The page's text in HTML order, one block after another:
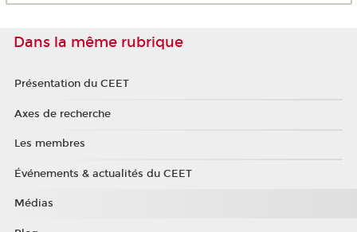
Dans la même rubrique
Présentation du CEET
Axes de recherche
Les membres
Événements & actualités du CEET
Médias